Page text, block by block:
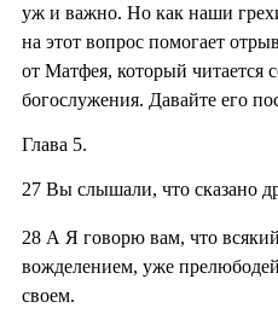
уж и важно. Но как наши
на этот вопрос помогает
от Матфея, который читается
богослужения. Давайте его
Глава 5.
27 Вы слышали, что сказано
28 А Я говорю вам, что
вожделением, уже
своем.